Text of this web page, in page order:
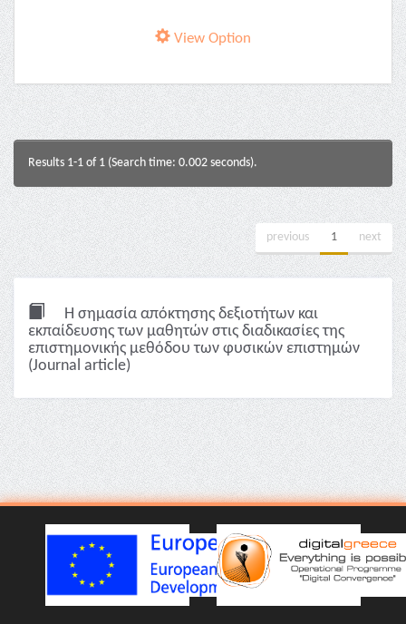
View Option
Results 1-1 of 1 (Search time: 0.002 seconds).
previous 1 next
Η σημασία απόκτησης δεξιοτήτων και
εκπαίδευσης των μαθητών στις διαδικασίες της
επιστημονικής μεθόδου των φυσικών επιστημών
(Journal article)